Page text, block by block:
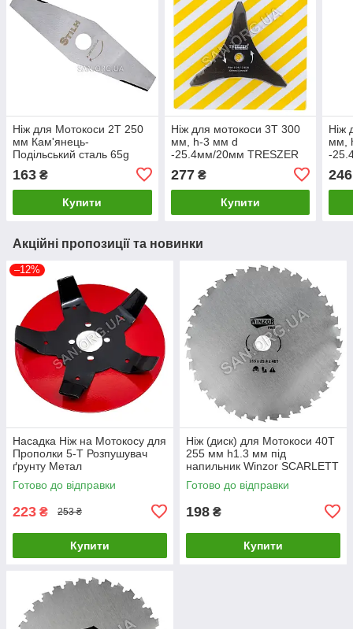
Ніж для Мотокоси 2Т 250
мм Кам'янець-
Подільський сталь 65g
163 ₴
Купити
Ніж для мотокоси 3Т 300
мм, h-3 мм d
-25.4мм/20мм TRESZER
277₴
Купити
Ніж
мм,
-
246
Акційні пропозиції та новинки
–12%
Насадка Ніж на Мотокосу для
Прополки 5-Т Розпушувач
ґрунту Метал
Готово до відправки
223 ₴ 253 ₴
Купити
Ніж (диск) для Мотокоси 40Т
255 мм h1.3 мм під
напильник Winzor SCARLETT
Готово до відправки
198 ₴
Купити